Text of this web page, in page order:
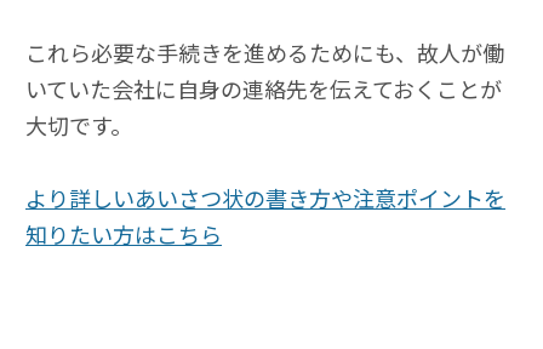
これら必要な手続きを進めるためにも、故人が働
いていた会社に自身の連絡先を伝えておくことが
大切です。
より詳しいあいさつ状の書き方や注意ポイントを
知りたい方はこちら